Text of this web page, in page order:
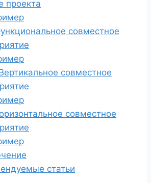
проекта
совместное
совместное
совместное
статьи